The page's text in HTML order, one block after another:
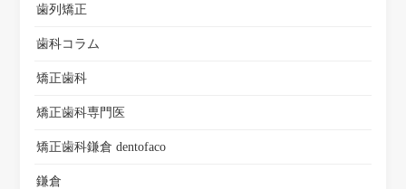
歯列矯正
歯科コラム
矯正歯科
矯正歯科専門医
矯正歯科鎌倉 dentofaco
鎌倉